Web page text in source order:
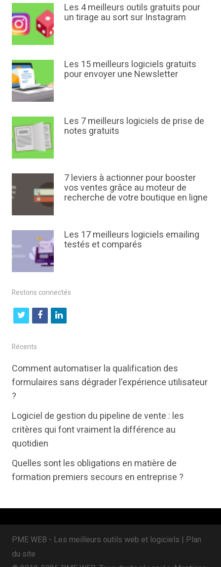
Les 4 meilleurs outils gratuits pour
un tirage au sort sur Instagram
Les 15 meilleurs logiciels gratuits
pour envoyer une Newsletter
Les 7 meilleurs logiciels de prise de
notes gratuits
7 leviers à actionner pour booster
vos ventes grâce au moteur de
recherche de votre boutique en ligne
Les 17 meilleurs logiciels emailing
testés et comparés
Restons connectés
t
i
t
r
f
b
k
l
k
e
n
Récents
Comment automatiser la qualification des
formulaires sans dégrader l’expérience utilisateur
?
Logiciel de gestion du pipeline de vente : les
critères qui font vraiment la différence au
quotidien
Quelles sont les obligations en matière de
formation premiers secours en entreprise ?
PME WEB - Les meilleurs outils web et logiciels | Plan
du site